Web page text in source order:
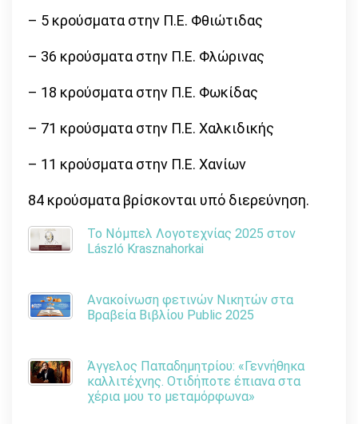
– 5 κρούσματα στην Π.Ε. Φθιώτιδας
– 36 κρούσματα στην Π.Ε. Φλώρινας
– 18 κρούσματα στην Π.Ε. Φωκίδας
– 71 κρούσματα στην Π.Ε. Χαλκιδικής
– 11 κρούσματα στην Π.Ε. Χανίων
84 κρούσματα βρίσκονται υπό διερεύνηση.
Το Νόμπελ Λογοτεχνίας 2025 στον
László Krasznahorkai
Ανακοίνωση φετινών Νικητών στα
Βραβεία Βιβλίου Public 2025
Άγγελος Παπαδημητρίου: «Γεννήθηκα
καλλιτέχνης. Οτιδήποτε έπιανα στα
χέρια μου το μεταμόρφωνα»